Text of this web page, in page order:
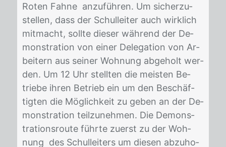
Ro­ten Fah­ne an­zu­füh­ren. Um si­cher­zu­
stel­len, dass der Schul­lei­ter auch wirk­lich
mit­macht, soll­te die­ser wäh­rend der De­
mons­tra­ti­on von ei­ner De­le­ga­ti­on von Ar­
bei­tern aus sei­ner Woh­nung ab­ge­holt wer­
den. Um 12 Uhr stell­ten die meis­ten Be­
trie­be ih­ren Be­trieb ein um den Be­schäf­
tig­ten die Mög­lich­keit zu ge­ben an der De­
mons­tra­ti­on teil­zu­neh­men. Die De­mons­
tra­ti­ons­rou­te führ­te zu­erst zu der Woh­
nung des Schul­lei­ters um die­sen ab­zu­ho­